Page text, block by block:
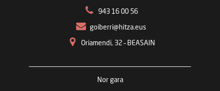
943 16 00 56
goiberri@hitza.eus
Oriamendi, 32 – BEASAIN
Nor gara